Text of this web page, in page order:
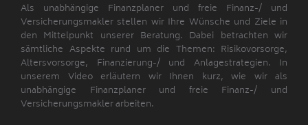
Als unabhängige Finanzplaner und freie Finanz-/ und
Versicherungsmakler stellen wir Ihre Wünsche und Ziele in
den Mittelpunkt unserer Beratung. Dabei betrachten wir
sämtliche Aspekte rund um die Themen: Risikovorsorge,
Altersvorsorge, Finanzierung-/ und Anlagestrategien. In
unserem Video erläutern wir Ihnen kurz, wie wir als
unabhängige Finanzplaner und freie Finanz-/ und
Versicherungsmakler arbeiten.